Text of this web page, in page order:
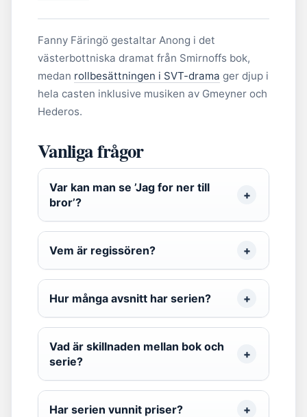
Fanny Färingö gestaltar Anong i det
västerbottniska dramat från Smirnoffs bok,
medan rollbesättningen i SVT-drama ger djup i
hela casten inklusive musiken av Gmeyner och
Hederos.
Vanliga frågor
Var kan man se ’Jag for ner till
bror’?
Vem är regissören?
Hur många avsnitt har serien?
Vad är skillnaden mellan bok och
serie?
Har serien vunnit priser?